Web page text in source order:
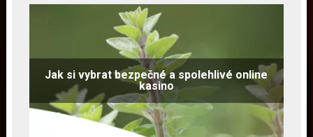
Jak si vybrat bezpečné a spolehlivé online
kasino